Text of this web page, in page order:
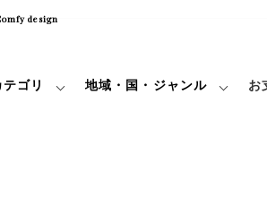
design
テゴリ 地域・国・ジャンル お